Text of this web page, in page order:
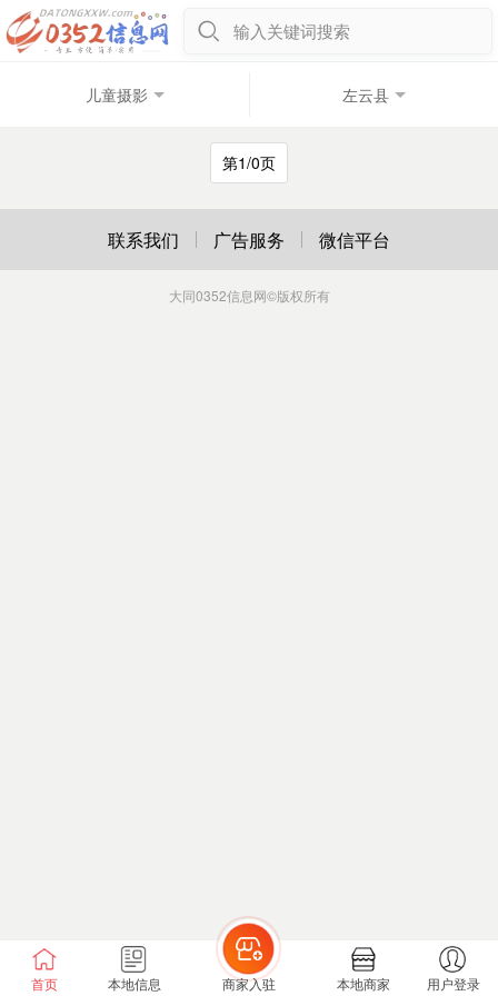
输入关键词搜索
儿童摄影 左云县
第1/0页
首页 本地信息 商家入驻 本地商家 用户登录
联系我们 广告服务 微信平台
大同0352信息网©版权所有